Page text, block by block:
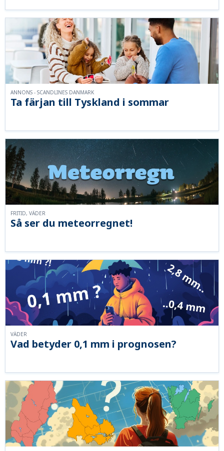
Ta färjan till Tyskland i sommar
ANNONS - SCANDLINES DANMARK
Så ser du meteorregnet!
FRITID, VÄDER
Vad betyder 0,1 mm i prognosen?
VÄDER